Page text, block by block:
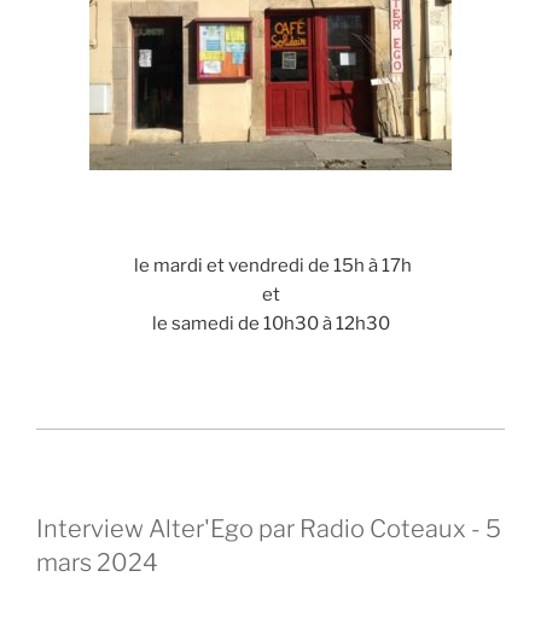
le mardi et vendredi de 15h à 17h
et
le samedi de 10h30 à 12h30
Interview Alter'Ego par Radio Coteaux - 5
mars 2024